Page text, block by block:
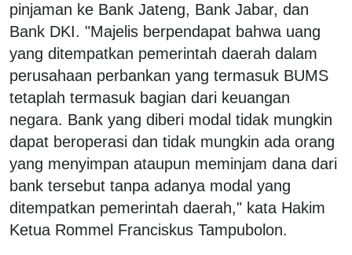
pinjaman ke Bank Jateng, Bank Jabar, dan
Bank DKI. "Majelis berpendapat bahwa uang
yang ditempatkan pemerintah daerah dalam
perusahaan perbankan yang termasuk BUMS
tetaplah termasuk bagian dari keuangan
negara. Bank yang diberi modal tidak mungkin
dapat beroperasi dan tidak mungkin ada orang
yang menyimpan ataupun meminjam dana dari
bank tersebut tanpa adanya modal yang
ditempatkan pemerintah daerah," kata Hakim
Ketua Rommel Franciskus Tampubolon.